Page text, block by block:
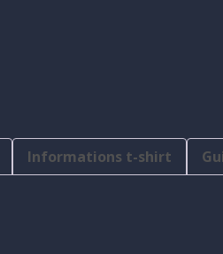
Informations t-shirt